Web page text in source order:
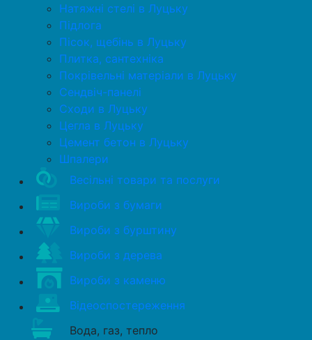
Натяжні стелі в Луцьку
Підлога
Пісок, щебінь в Луцьку
Плитка, сантехніка
Покрівельні матеріали в Луцьку
Сендвіч-панелі
Сходи в Луцьку
Цегла в Луцьку
Цемент бетон в Луцьку
Шпалери
Весільні товари та послуги
Вироби з бумаги
Вироби з бурштину
Вироби з дерева
Вироби з каменю
Відеоспостереження
Вода, газ, тепло